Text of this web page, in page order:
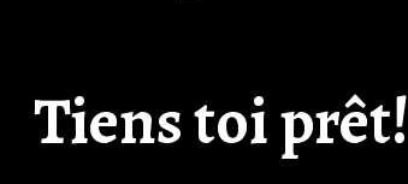
Tiens toi prêt!